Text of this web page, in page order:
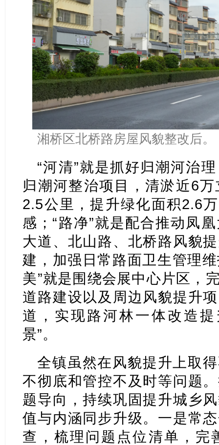
湘桥区北桥路房屋风貌整改后
“河清”就是抓好归潮河治
归潮河整治项目，清淤近6
2.5公里，提升绿化面积2.6
感；“路净”就是配合推动凤
大道、北山路、北桥路风貌
建，加强日常路面卫生管理
美”就是围绕会展中心片区，
道路建设以及周边风貌提升
道，实现路河林一体改造
景”。
全镇虽然在风貌提升上取
不彻底和管控不及时等问题
题导向，持续巩固提升城乡
值与内涵同步升级。一是常
查，梳理问题点位清单，完